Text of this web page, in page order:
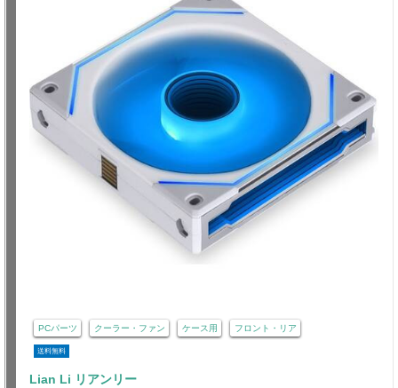
PCパーツ クーラー・ファン ケース用 フロント・リア
送料無料
Lian Li リアンリー